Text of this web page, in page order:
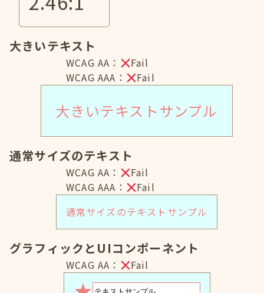
大きいテキスト
WCAG AA：
Fail
WCAG AAA：
Fail
大きいテキストサンプル
通常サイズのテキスト
WCAG AA：
Fail
WCAG AAA：
Fail
通常サイズのテキストサンプル
グラフィックとUIコンポーネント
WCAG AA： Fail